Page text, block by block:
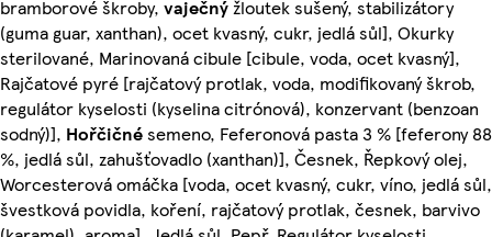
bramborové škroby, vaječnýžloutek sušený, stabilizátory
(guma guar, xanthan), ocet kvasný, cukr, jedlá sůl], Okurky
sterilované, Marinovaná cibule [cibule, voda, ocet kvasný],
Rajčatové pyré [rajčatový protlak, voda, modifikovaný škrob,
regulátor kyselosti (kyselina citrónová), konzervant (benzoan
sodný)], Hořčičnésemeno, Feferonová pasta 3 % [feferony 88
%, jedlá sůl, zahušťovadlo (xanthan)], Česnek, Řepkový olej,
Worcesterová omáčka [voda, ocet kvasný, cukr, víno, jedlá sůl,
švestková povidla, koření, rajčatový protlak, česnek, barvivo